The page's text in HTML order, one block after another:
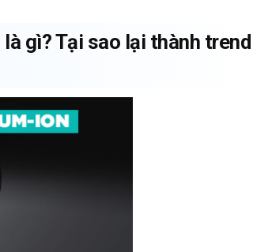
là gì? Tại sao lại thành trend